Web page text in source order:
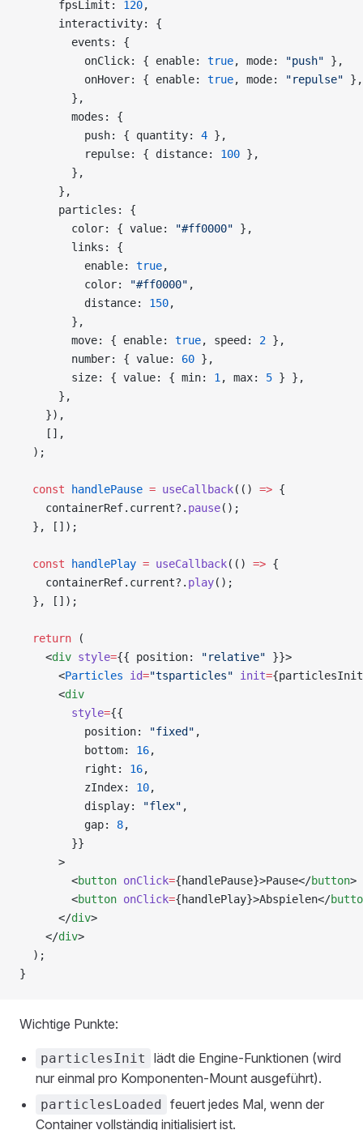
      fpsLimit:
120,
      interactivity: {
        events: {
          onClick: { enable:
true, mode: "push" },
          onHover: { enable:
true, mode: "repulse" },
        },
        modes: {
          push: { quantity:
4 },
          repulse: { distance:
100 },
        },
      },
      particles: {
        color: { value:
"#ff0000" },
        links: {
          enable:
true,
          color:
"#ff0000" ,
          distance:
150,
        },
        move: { enable:
true, speed: 2 },
        number: { value:
60 },
        size: { value: { min:
1 , max: 5 } },
      },
    }),
    [],
  );
  const
handlePause = useCallback(() => {
    containerRef.current?.
pause();
  }, []);
  const
handlePlay = useCallback(() => {
    containerRef.current?.
play();
  }, []);
  return
(
    <
div style={{ position: "relative" }}>
      <
Particles id="tsparticles" init=
      <
div
        style
={{
          position:
"fixed" ,
          bottom:
16,
          right:
16,
          zIndex:
10,
          display:
"flex" ,
          gap:
8,
        }}
      >
        <
button onClick={handlePause}>Pause</button>
        <
button onClick={handlePlay}>Abspielen</
      </
div>
    </
div>
  );
}
Wichtige Punkte:
particlesInit
lädt die Engine-Funktionen (wird
nur einmal pro Komponenten-Mount ausgeführt).
particlesLoaded feuert jedes Mal, wenn der
Container vollständig initialisiert ist.